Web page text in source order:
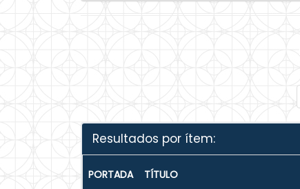
Resultados por ítem:
PORTADA TÍTULO